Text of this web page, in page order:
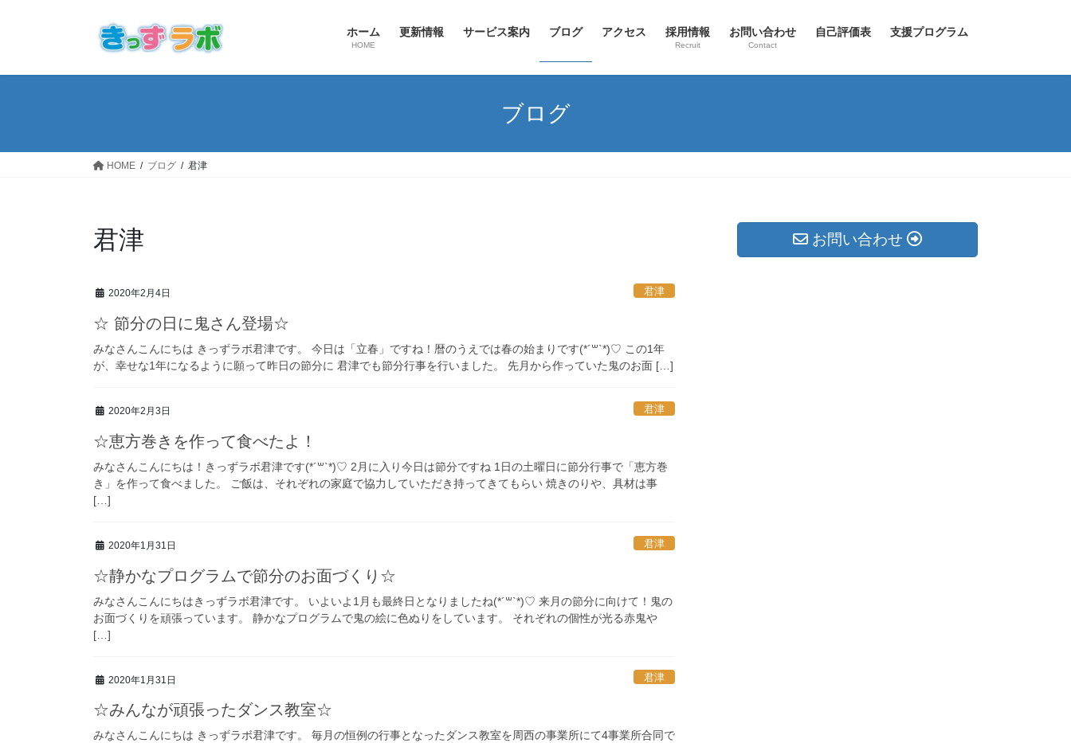
ホーム
HOME
更新情報 サービス案内 ブログ アクセス 採用情報
Recruit
お問い合わせ
Contact
自己評価表 支援プログラム
ブログ
HOME ブログ 君津
君津
2020年2月4日 君津
☆ 節分の日に鬼さん登場☆
みなさんこんにちは きっずラボ君津です。 今日は「立春」ですね！暦のうえでは春の始まりです(*´꒳`*)♡ この1年
が、幸せな1年になるように願って昨日の節分に 君津でも節分行事を行いました。 先月から作っていた鬼のお面 […]
2020年2月3日 君津
☆恵方巻きを作って食べたよ！
みなさんこんにちは！きっずラボ君津です(*´꒳`*)♡ 2月に入り今日は節分ですね 1日の土曜日に節分行事で「恵方巻
き」を作って食べました。 ご飯は、それぞれの家庭で協力していただき持ってきてもらい 焼きのりや、具材は事
[…]
2020年1月31日 君津
☆静かなプログラムで節分のお面づくり☆
みなさんこんにちはきっずラボ君津です。 いよいよ1月も最終日となりましたね(*´꒳`*)♡ 来月の節分に向けて！鬼の
お面づくりを頑張っています。 静かなプログラムで鬼の絵に色ぬりをしています。 それぞれの個性が光る赤鬼や
[…]
2020年1月31日 君津
☆みんなが頑張ったダンス教室☆
みなさんこんにちは きっずラボ君津です。 毎月の恒例の行事となったダンス教室を周西の事業所にて4事業所合同で
お問い合わせ